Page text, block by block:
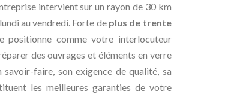
intervient sur un rayon de 30 km
au vendredi. Forte de plus de trente
positionne comme votre interlocuteur
des ouvrages et éléments en verre
faire, son exigence de qualité, sa
les meilleures garanties de votre